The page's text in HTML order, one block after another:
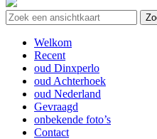
Welkom
Recent
oud Dinxperlo
oud Achterhoek
oud Nederland
Gevraagd
onbekende foto’s
Contact